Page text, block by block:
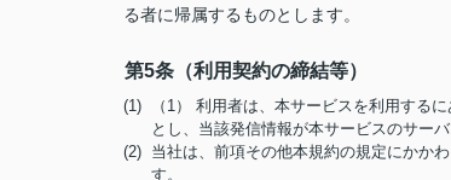
る者に帰属するものとします。
第5条（利用契約の締結等）
(1) （1） 利用者は、本サービスを利用する
とし、当該発信情報が本サービスのサー
(2) 当社は、前項その他本規約の規定にかか
す。